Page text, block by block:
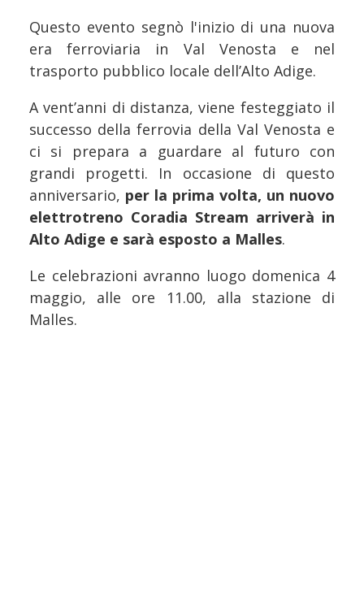
Questo evento segnò l'inizio di una nuova
era ferroviaria in Val Venosta e nel
trasporto pubblico locale dell’Alto Adige.
A vent’anni di distanza, viene festeggiato il
successo della ferrovia della Val Venosta e
ci si prepara a guardare al futuro con
grandi progetti. In occasione di questo
anniversario, per la prima volta, un nuovo
elettrotreno Coradia Stream arriverà in
Alto Adige e sarà esposto a Malles.
Le celebrazioni avranno luogo domenica 4
maggio, alle ore 11.00, alla stazione di
Malles.